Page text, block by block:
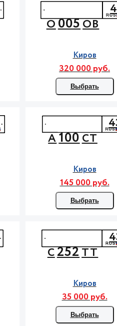
О005ОВ
Киров
320 000 руб.
Выбрать
А100СТ
Киров
145 000 руб.
Выбрать
С252ТТ
Киров
35 000 руб.
Выбрать